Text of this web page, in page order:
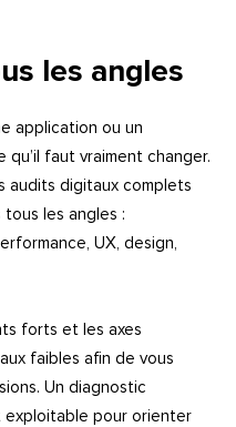
les angles
application ou un
faut vraiment changer.
audits digitaux complets
les angles :
UX, design,
forts et les axes
faibles afin de vous
Un diagnostic
exploitable pour orienter